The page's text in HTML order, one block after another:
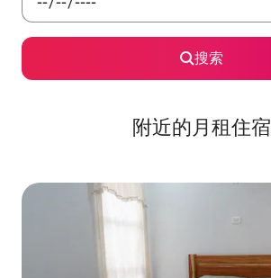
搜索
附近的月租住宿